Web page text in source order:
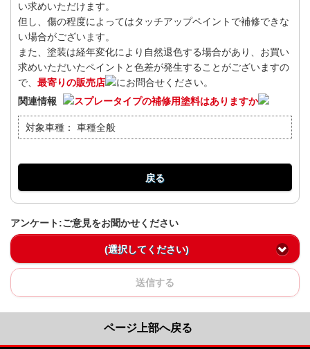
い求めいただけます。
但し、傷の程度によってはタッチアップペイントで補修できな
い場合がございます。
また、塗装は経年変化により自然退色する場合があり、お買い
求めいただいたペイントと色差が発生することがございますの
で、 最寄りの販売店
にお問合せください。
関連情報
スプレータイプの補修用塗料はありますか
対象車種： 車種全般
戻る
アンケート:ご意見をお聞かせください
(選択してください)
送信する
ページ上部へ戻る